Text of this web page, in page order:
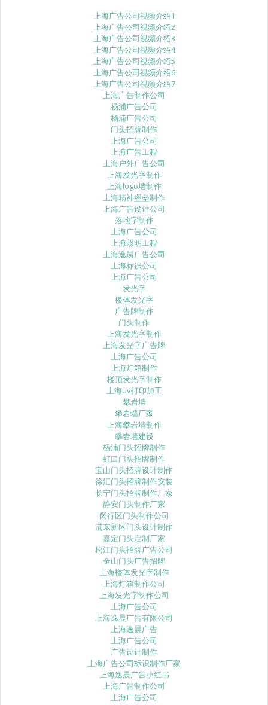
上海广告公司视频介绍1
上海广告公司视频介绍2
上海广告公司视频介绍3
上海广告公司视频介绍4
上海广告公司视频介绍5
上海广告公司视频介绍6
上海广告公司视频介绍7
上海广告制作公司
杨浦广告公司
杨浦广告公司
门头招牌制作
上海广告公司
上海广告工程
上海户外广告公司
上海发光字制作
上海logo墙制作
上海精神堡垒制作
上海广告设计公司
落地字制作
上海广告公司
上海照明工程
上海逸晨广告公司
上海标识公司
上海广告公司
发光字
楼体发光字
广告牌制作
门头制作
上海发光字制作
上海发光字广告牌
上海广告公司
上海灯箱制作
楼顶发光字制作
上海uv打印加工
攀岩墙
攀岩墙厂家
上海攀岩墙制作
攀岩墙建设
杨浦门头招牌制作
虹口门头招牌制作
宝山门头招牌设计制作
徐汇门头招牌制作安装
长宁门头招牌制作厂家
静安门头制作厂家
闵行区门头制作公司
浦东新区门头设计制作
嘉定门头定制厂家
松江门头招牌广告公司
金山门头广告招牌
上海楼体发光字制作
上海灯箱制作公司
上海发光字制作公司
上海广告公司
上海逸晨广告有限公司
上海逸晨广告
上海广告公司
广告设计制作
上海广告公司标识制作厂家
上海逸晨广告小红书
上海广告制作公司
上海广告公司